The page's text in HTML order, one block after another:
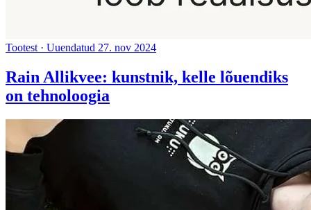
Tootest · Uuendatud 27. nov 2024
Rain Allikvee: kunstnik, kelle lõuendiks
on tehnoloogia